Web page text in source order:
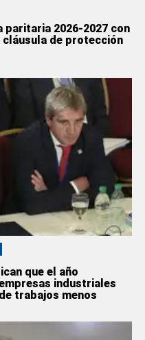
paritaria 2026-2027 con
cláusula de protección
que el año
industriales
trabajos menos